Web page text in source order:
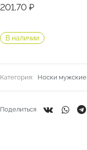
201,70 ₽
В наличии
Категория: Носки мужские
Поделиться